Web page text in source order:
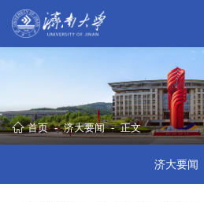
首页 - 济大要闻 - 正文
济大要闻